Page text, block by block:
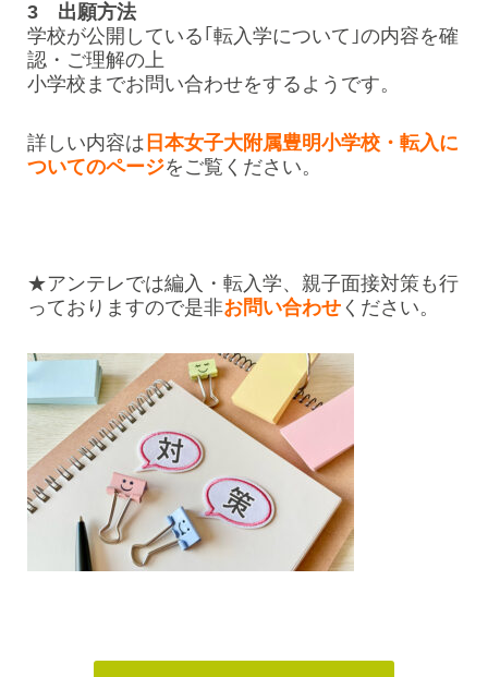
3 出願方法
学校が公開している｢転入学について｣の内容を確
認・ご理解の上
小学校までお問い合わせをするようです。
詳しい内容は 日本女子大附属豊明小学校・転入に
ついてのページをご覧ください。
★アンテレでは編入・転入学、親子面接対策も行
っておりますので是非お問い合わせ ください。